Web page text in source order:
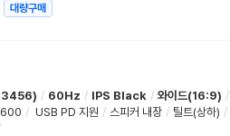
대량구매
/ 60Hz / IPS Black / 와이드(16:9) /
600 / USB PD 지원 / 스피커 내장 / 틸트(상하) /